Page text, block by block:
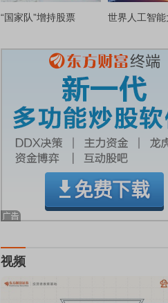
“国家队”增持股票 世界人工智能
视频